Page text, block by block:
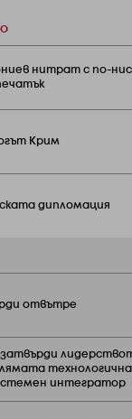
нитрат с по-
Крим
дипломация
отвътре
затвърди
интегратор